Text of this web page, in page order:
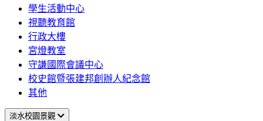
學生活動中心
視聽教育館
行政大樓
宮燈教室
守謙國際會議中心
校史館暨張建邦創辦人紀念館
其他
淡水校園景觀